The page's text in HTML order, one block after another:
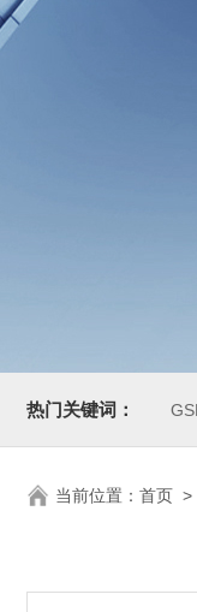
热门关键词：
当前位置： 首页 >